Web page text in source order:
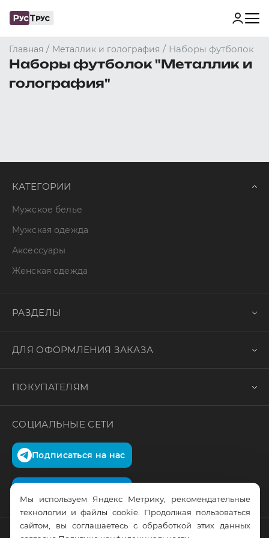
Главная / Металлик и голография / Наборы футболок
Наборы футболок "Металлик и
голография"
КАТЕГОРИИ
Мужское белье
Мужская одежда
Аксессуары
Женская одежда
РАЗДЕЛЫ
ДЛЯ ОФОРМЛЕНИЯ ЗАКАЗА
ПОКУПАТЕЛЯМ
СОЦИАЛЬНЫЕ СЕТИ
Подписаться на нас
Мы используем Яндекс Метрику, рекомендательные
технологии и файлы cookie. Продолжая пользоваться
сайтом, вы соглашаетесь с обработкой этих данных